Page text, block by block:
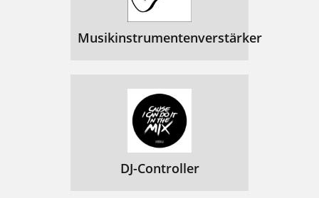
Musikinstrumentenverstärker
DJ-Controller